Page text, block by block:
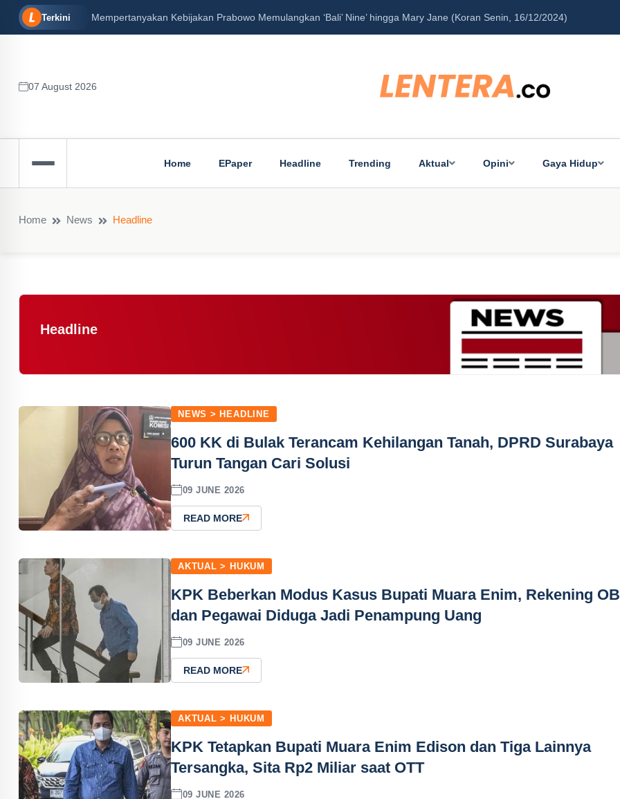
Terkini Mempertanyakan Kebijakan Prabowo Memulangkan ‘Bali’ Nine’ hingga Mary Jane (Koran Senin, 16/12/2024)
07 August 2026
Home EPaper Headline Trending Aktual Opini Gaya Hidup
Home News Headline
Headline
NEWS > HEADLINE
600 KK di Bulak Terancam Kehilangan Tanah, DPRD Surabaya
Turun Tangan Cari Solusi
09 JUNE 2026
READ MORE
AKTUAL > HUKUM
KPK Beberkan Modus Kasus Bupati Muara Enim, Rekening OB
dan Pegawai Diduga Jadi Penampung Uang
09 JUNE 2026
READ MORE
AKTUAL > HUKUM
KPK Tetapkan Bupati Muara Enim Edison dan Tiga Lainnya
Tersangka, Sita Rp2 Miliar saat OTT
09 JUNE 2026